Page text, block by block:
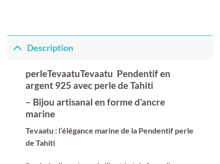
Description
perleTevaatuTevaatu Pendentifen
argent 925 avec perle de Tahiti
– Bijou artisanal en forme d’ancre
marine
Tevaatu : l’élégance marine de la Pendentif perle
de Tahiti